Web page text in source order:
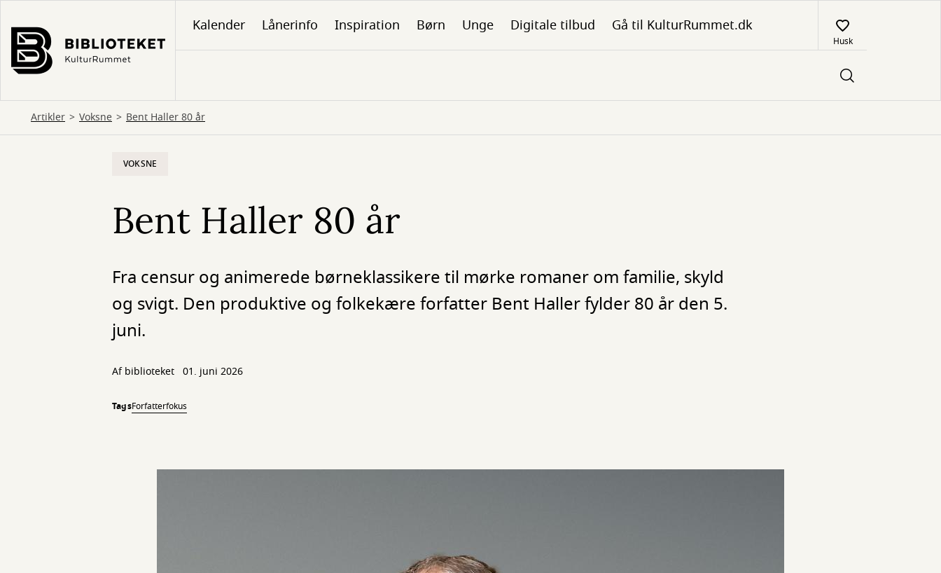
hovedindhold
Kalender Lånerinfo Inspiration Børn Unge Digitale tilbud Gå til KulturRummet.dk
Husk
Artikler Voksne Bent Haller 80 år
VOKSNE
Bent Haller 80 år
Fra censur og animerede børneklassikere til mørke romaner om familie, skyld
og svigt. Den produktive og folkekære forfatter Bent Haller fylder 80 år den 5.
juni.
Af biblioteket 01. juni 2026
TagsForfatterfokus